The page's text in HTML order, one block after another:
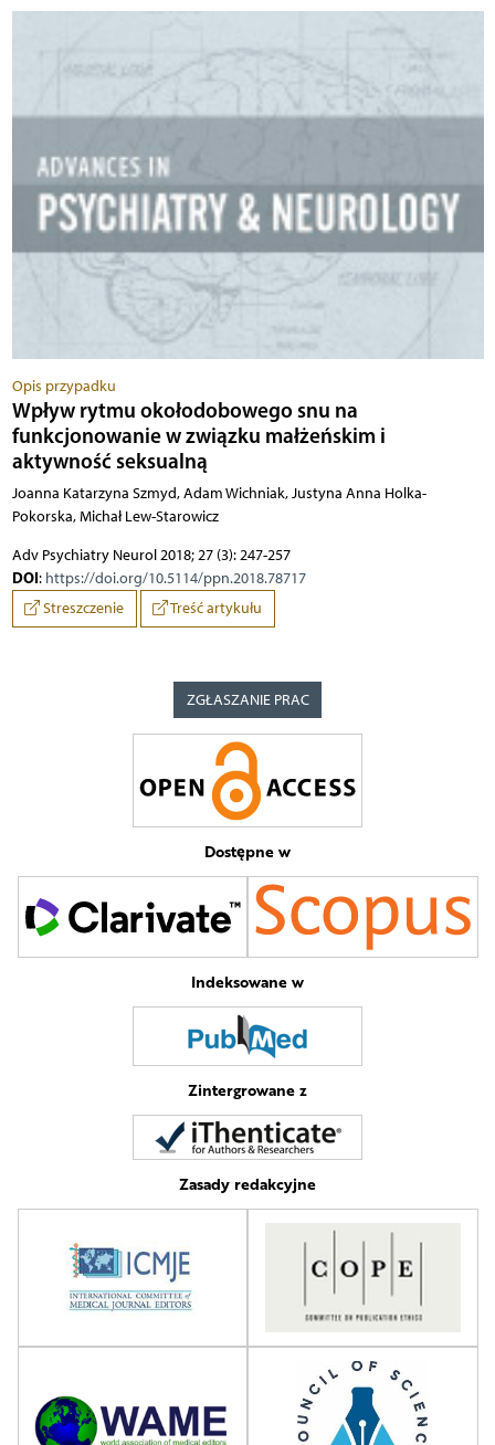
Opis przypadku
Wpływ rytmu okołodobowego snu na
funkcjonowanie w związku małżeńskim i
aktywność seksualną
Joanna Katarzyna Szmyd, Adam Wichniak, Justyna Anna Holka-
Pokorska, Michał Lew-Starowicz
Adv Psychiatry Neurol 2018; 27 (3): 247-257
DOI: https://doi.org/10.5114/ppn.2018.78717
Streszczenie
Treść artykułu
ZGŁASZANIE PRAC
Dostępne w
Indeksowane w
Zintergrowane z
Zasady redakcyjne